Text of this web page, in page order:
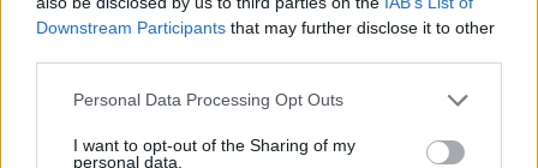
Downstream Participants that may further disclose it to other
Personal Data Processing Opt Outs
I want to opt-out of the Sharing of my
personal data.
Sutinku sutaisyklėmis
reCAPTCHA and the Google